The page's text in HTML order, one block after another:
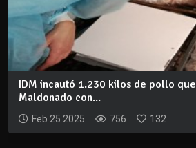
IDM incautó 1.230 kilos de pollo
Maldonado con...
Feb 25 2025 756 132